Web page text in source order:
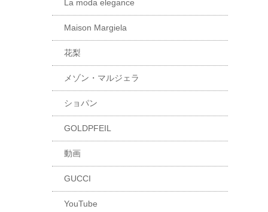
La moda elegance
Maison Margiela
花梨
メゾン・マルジェラ
ショパン
GOLDPFEIL
動画
GUCCI
YouTube